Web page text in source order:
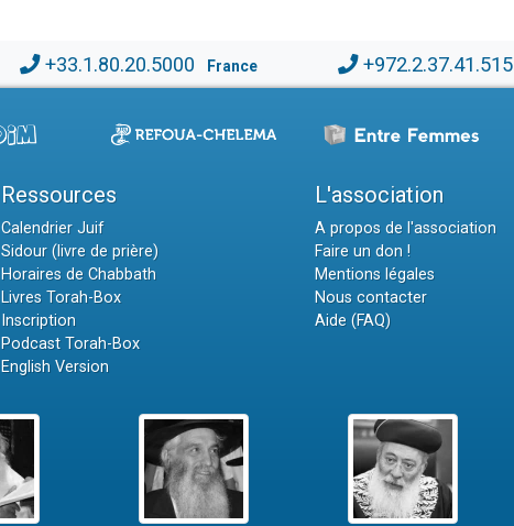
+33.1.80.20.5000 France +972.2.37.41.515
Ressources
Calendrier Juif
Sidour (livre de prière)
Horaires de Chabbath
Livres Torah-Box
Inscription
Podcast Torah-Box
English Version
L'association
A propos de l'association
Faire un don !
Mentions légales
Nous contacter
Aide (FAQ)